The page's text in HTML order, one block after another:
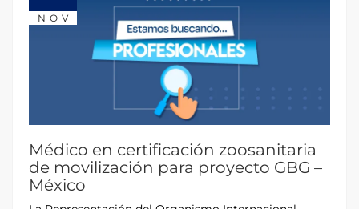
NOV
Médico en certificación zoosanitaria
de movilización para proyecto GBG –
México